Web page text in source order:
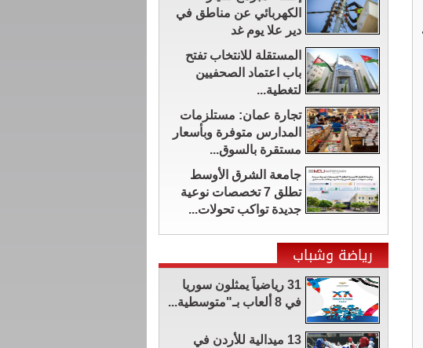
الكهربائي عن مناطق في
دير علا يوم غد
المستقلة للانتخاب تفتح
باب اعتماد الصحفيين
لتغطية...
تجارة عمان: مستلزمات
المدارس متوفرة وبأسعار
مستقرة بالسوق...
جامعة الشرق الأوسط
تطلق 7 تخصصات نوعية
جديدة تواكب تحولات...
رياضة وشباب
31 رياضياً يمثلون سوريا
في 8 ألعاب بـ"متوسطية...
13 ميدالية للأردن في